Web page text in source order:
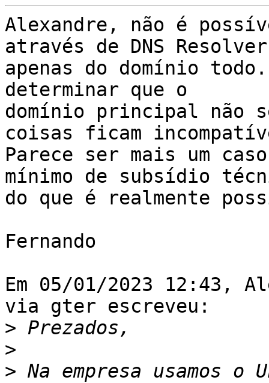
Alexandre, não é
através de DNS
apenas do domínio
determinar que o
domínio principal não
coisas ficam
Parece ser mais um
mínimo de subsídio
do que é realmente
Fernando
Em 05/01/2023 12:43,
via gter escreveu:
>
>
> Na empresa usamos o